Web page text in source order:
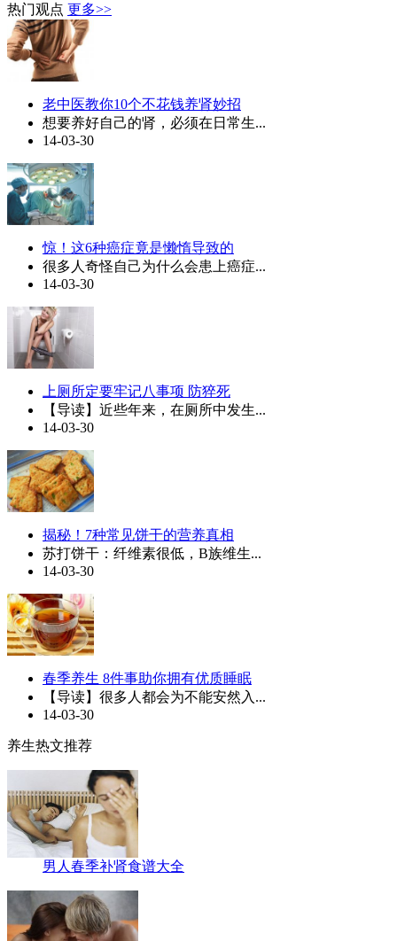
热门观点 更多>>
老中医教你10个不花钱养肾妙招
想要养好自己的肾，必须在日常生...
14-03-30
惊！这6种癌症竟是懒惰导致的
很多人奇怪自己为什么会患上癌症...
14-03-30
上厕所定要牢记八事项 防猝死
【导读】近些年来，在厕所中发生...
14-03-30
揭秘！7种常见饼干的营养真相
苏打饼干：纤维素很低，B族维生...
14-03-30
春季养生 8件事助你拥有优质睡眠
【导读】很多人都会为不能安然入...
14-03-30
养生热文推荐
男人春季补肾食谱大全